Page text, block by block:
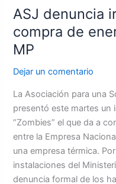
ASJ denuncia
compra de
MP
Dejar un comentario
La Asociación para una
presentó este martes un
“Zombies” el que da a
entre la Empresa
una empresa térmica.
instalaciones del
denuncia formal de los
en
el
MP